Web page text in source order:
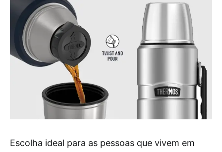
Escolha ideal para as pessoas que vivem em